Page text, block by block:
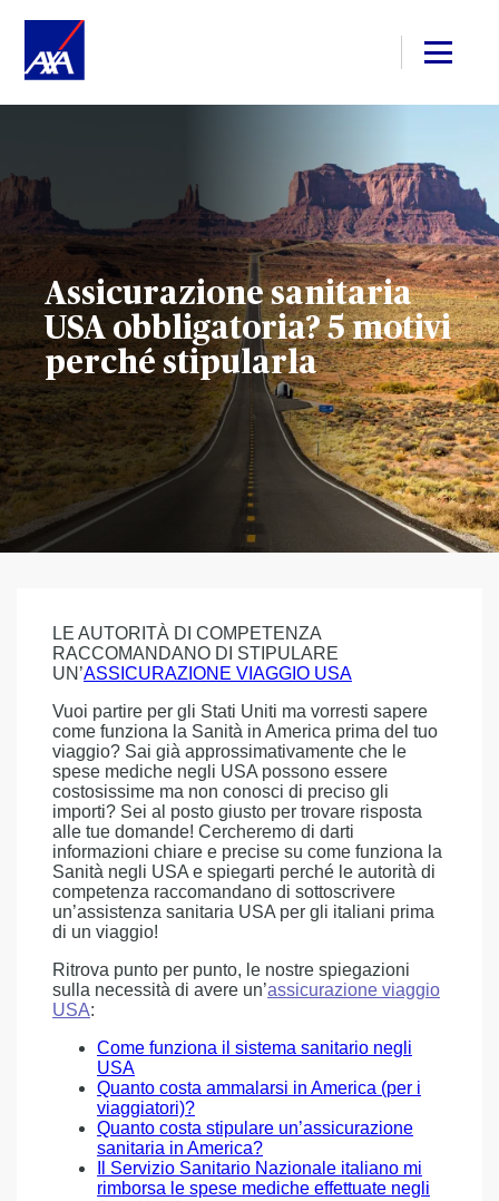
Assicurazione sanitaria
USA obbligatoria? 5 motivi
perché stipularla
LE AUTORITÀ DI COMPETENZA
RACCOMANDANO DI STIPULARE
UN’ASSICURAZIONE VIAGGIO USA
Vuoi partire per gli Stati Uniti ma vorresti sapere
come funziona la Sanità in America prima del tuo
viaggio? Sai già approssimativamente che le
spese mediche negli USA possono essere
costosissime ma non conosci di preciso gli
importi? Sei al posto giusto per trovare risposta
alle tue domande! Cercheremo di darti
informazioni chiare e precise su come funziona la
Sanità negli USA e spiegarti perché le autorità di
competenza raccomandano di sottoscrivere
un’assistenza sanitaria USA per gli italiani prima
di un viaggio!
Ritrova punto per punto, le nostre spiegazioni
sulla necessità di avere un’assicurazione viaggio
USA:
Come funziona il sistema sanitario negli
USA
Quanto costa ammalarsi in America (per i
viaggiatori)?
Quanto costa stipulare un’assicurazione
sanitaria in America?
Il Servizio Sanitario Nazionale italiano mi
rimborsa le spese mediche effettuate negli